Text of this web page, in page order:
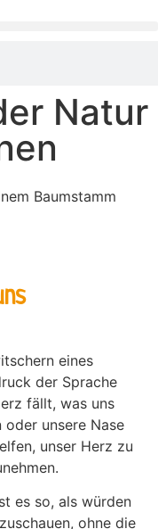
Natur
eines
der Sprache
fällt, was uns
oder unsere Nase
unser Herz zu
es so, als würden
ohne die